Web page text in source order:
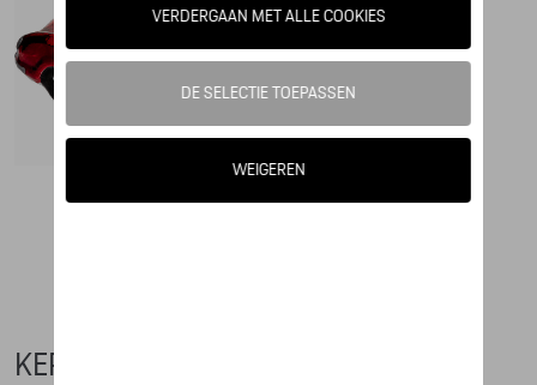
KERSTBAL PORSCHE, COLLECTOR'S